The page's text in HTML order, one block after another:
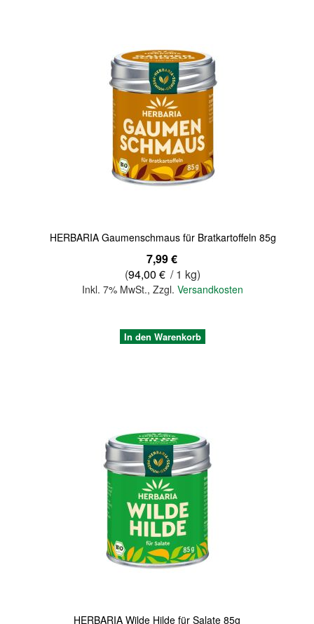
HERBARIA Gaumenschmaus für Bratkartoffeln 85g
7,99 €
(94,00 € / 1 kg)
Inkl. 7% MwSt.,Zzgl.Versandkosten
In den Warenkorb
HERBARIA Wilde Hilde für Salate 85g